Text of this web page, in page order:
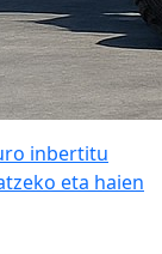
inbertitu
eta haien